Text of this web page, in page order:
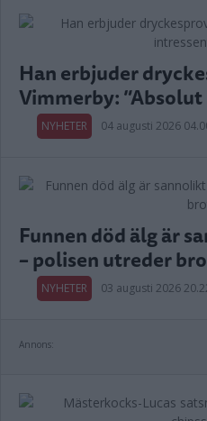
Han erbjuder
Vimmerby:
NYHETER 04 augusti 2026
Funnen död älg är
– polisen utreder
NYHETER 03 augusti 2026
Annons: